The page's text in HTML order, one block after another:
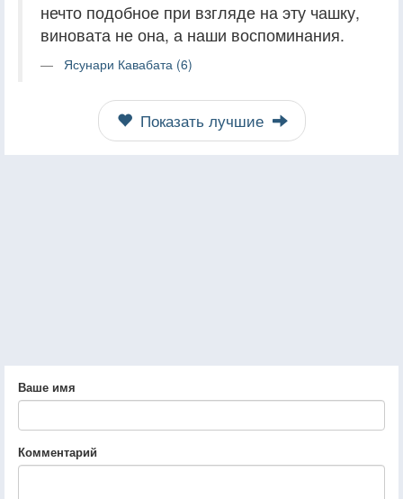
нечто подобное при взгляде на эту чашку,
виновата не она, а наши воспоминания.
Ясунари Кавабата (6)
Показать лучшие
Ваше имя
Комментарий